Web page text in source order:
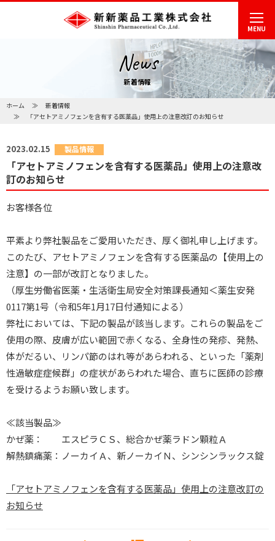
MENU
News
新着情報
ホーム
新着情報
「アセトアミノフェンを含有する医薬品」使用上の注意改訂のお知らせ
2023.02.15 製品情報
「アセトアミノフェンを含有する医薬品」使用上の注意改
訂のお知らせ
お客様各位
平素より弊社製品をご愛用いただき、厚く御礼申し上げます。
このたび、アセトアミノフェンを含有する医薬品の【使用上の
注意】の一部が改訂となりました。
（厚生労働省医薬・生活衛生局安全対策課長通知＜薬生安発
0117第1号（令和5年1月17日付通知による）
弊社においては、下記の製品が該当します。これらの製品をご
使用の際、皮膚が広い範囲で赤くなる、全身性の発疹、発熱、
体がだるい、リンパ節のはれ等があらわれる、といった「薬剤
性過敏症症候群」の症状があらわれた場合、直ちに医師の診療
を受けるようお願い致します。
≪該当製品≫
かぜ薬： エスピラＣＳ、総合かぜ薬ラドン顆粒Ａ
解熱鎮痛薬：ノーカイＡ、新ノーカイＮ、シンシンラックス錠
「アセトアミノフェンを含有する医薬品」使用上の注意改訂の
お知らせ